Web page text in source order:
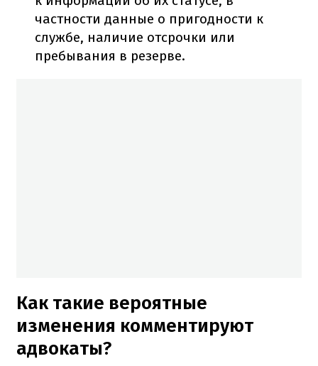
частности данные о пригодности к
службе, наличие отсрочки или
пребывания в резерве.
Как такие вероятные
изменения комментируют
адвокаты?